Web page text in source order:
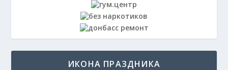
ИКОНА ПРАЗДНИКА